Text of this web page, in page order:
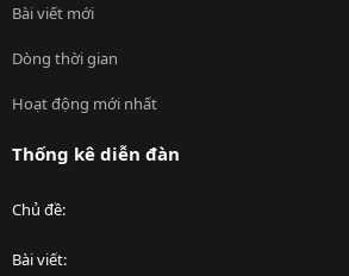
Bài viết mới
Dòng thời gian
Hoạt động mới nhất
Thống kê diễn đàn
Chủ đề
Bài viết